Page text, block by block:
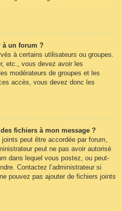
à un forum ?
à certains utilisateurs ou groupes.
etc., vous devez avoir les
modérateurs de groupes et les
accès, vous devez donc les
fichiers à mon message ?
peut être accordée par forum,
peut ne pas avoir autorisé
dans lequel vous postez, ou peut-
Contactez l’administrateur si
pouvez pas ajouter de fichiers joints